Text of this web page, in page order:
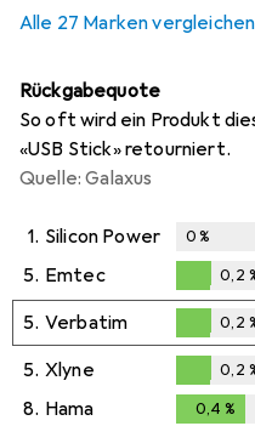
Alle 27 Marken vergleichen
Rückgabequote
So oft wird ein Produkt
«USB Stick» retourniert.
Quelle: Galaxus
1. Silicon Power 0%
5. Emtec
0,2%
0,2
5. Verbatim
0,2%
0,2
5. Xlyne
0,2%
0,2
8. Hama 0,4 %